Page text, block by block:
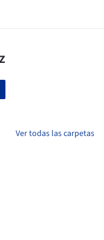
Ver todas las carpetas